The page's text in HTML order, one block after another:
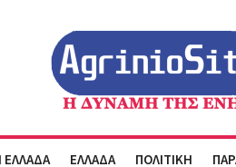
ΕΛΛΑΔΑ ΕΛΛΑΔΑ ΠΟΛΙΤΙΚΗ